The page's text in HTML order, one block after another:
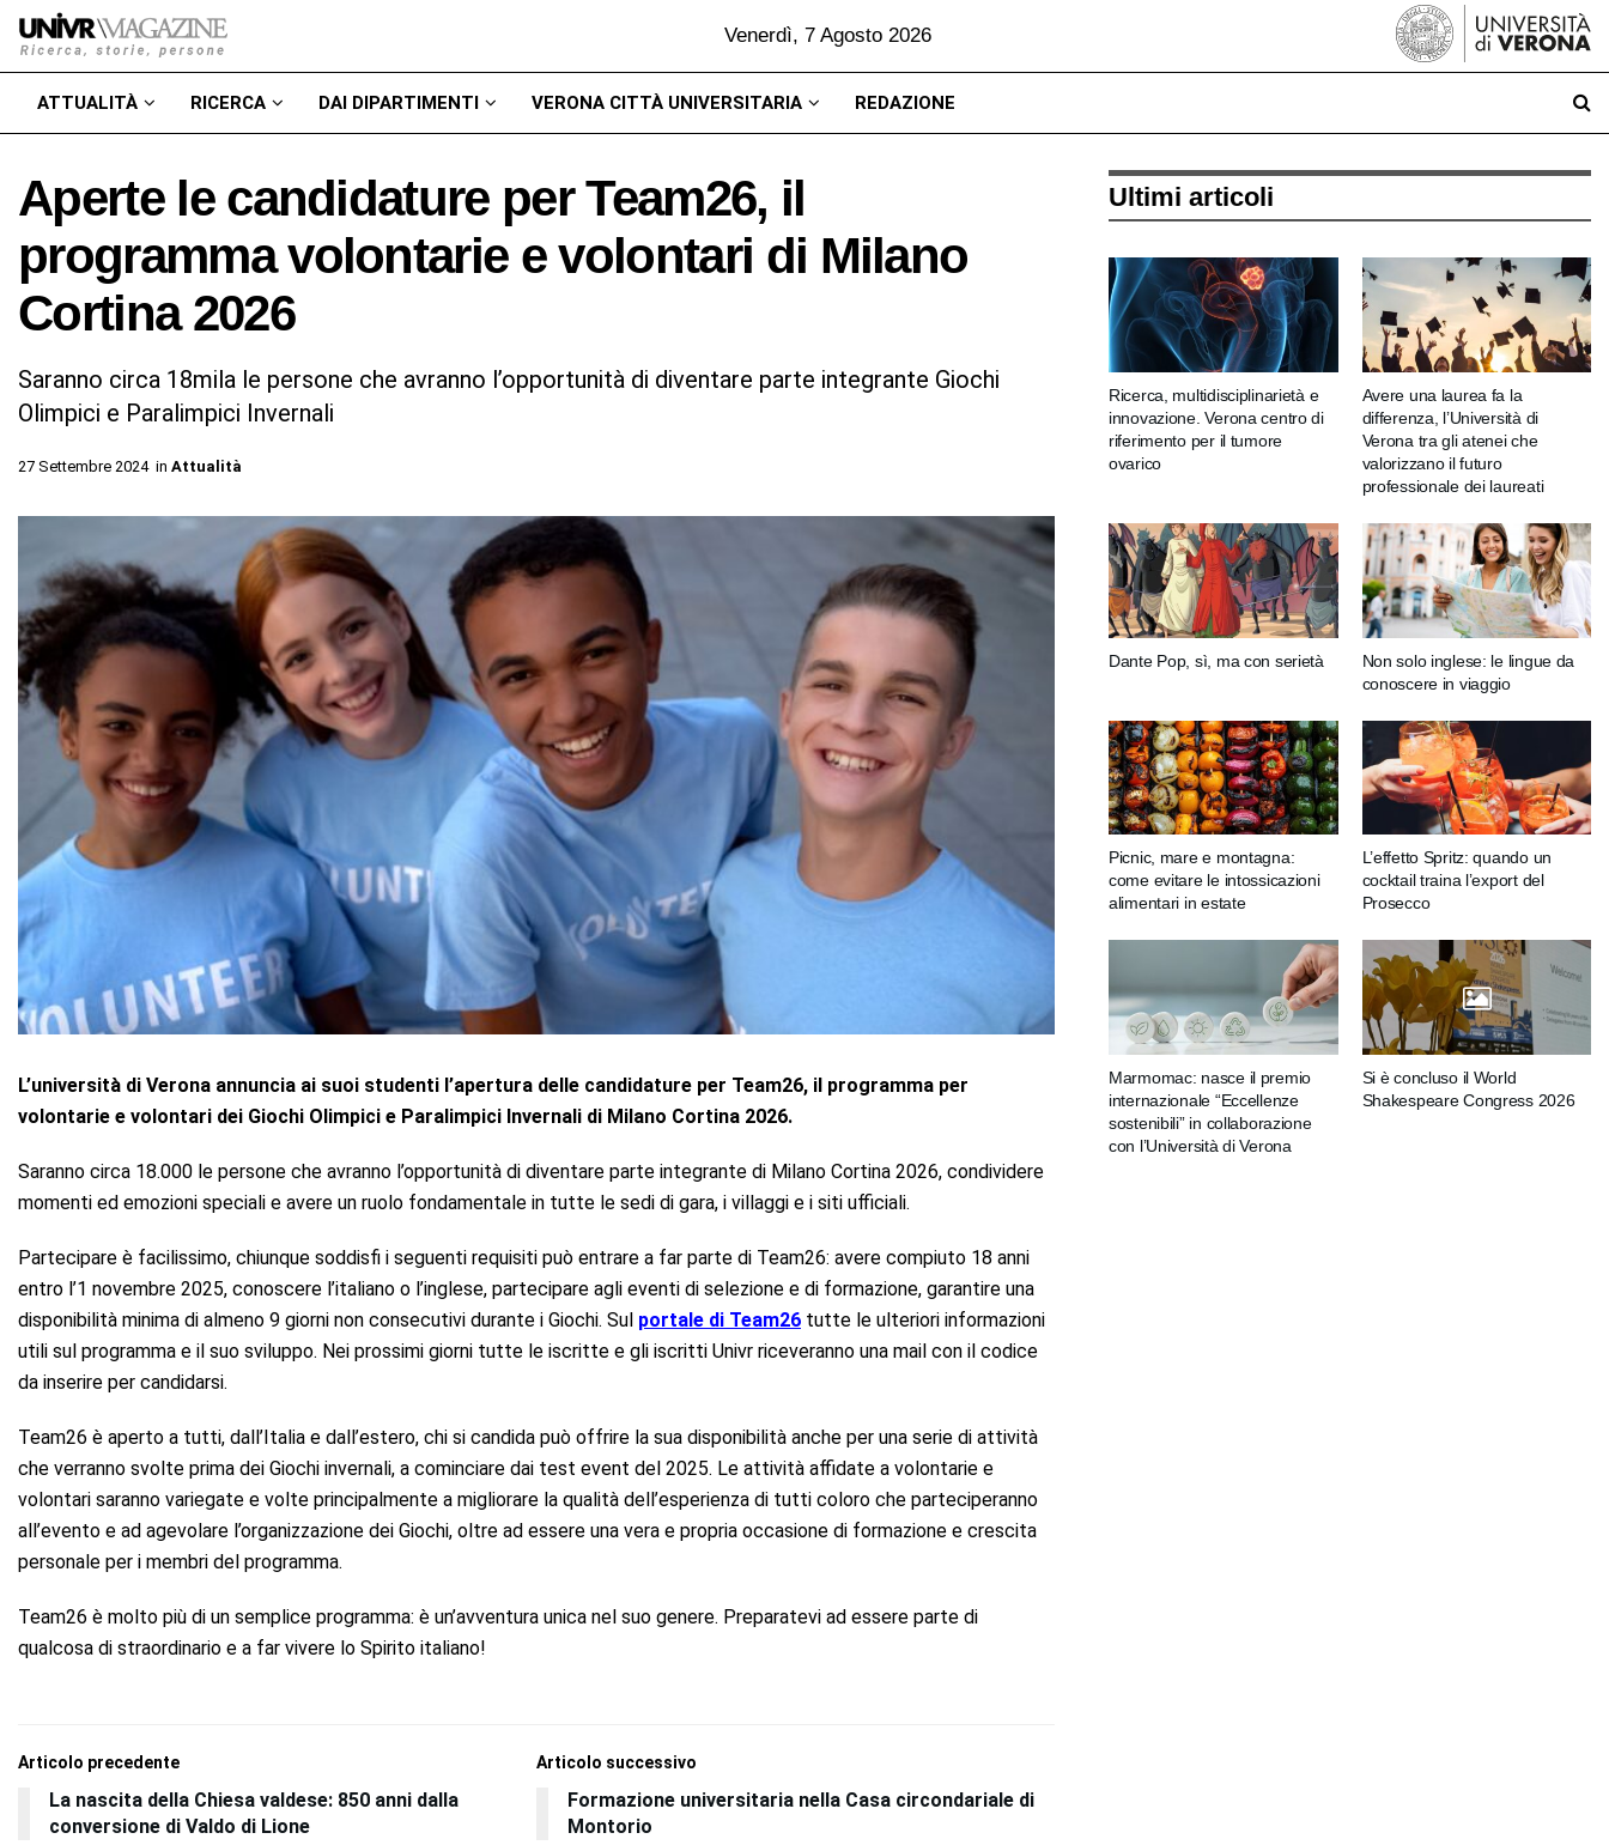
Venerdì, 7 Agosto 2026
ATTUALITÀ RICERCA DAI DIPARTIMENTI VERONA CITTÀ UNIVERSITARIA REDAZIONE
Aperte le candidature per Team26, il
programma volontarie e volontari di Milano
Cortina 2026
Saranno circa 18mila le persone che avranno l’opportunità di diventare parte integrante Giochi
Olimpici e Paralimpici Invernali
27 Settembre 2024 in Attualità
L’università di Verona annuncia ai suoi studenti l’apertura delle candidature per Team26, il programma per
volontarie e volontari dei Giochi Olimpici e Paralimpici Invernali di Milano Cortina 2026.
Saranno circa 18.000 le persone che avranno l’opportunità di diventare parte integrante di Milano Cortina 2026, condividere
momenti ed emozioni speciali e avere un ruolo fondamentale in tutte le sedi di gara, i villaggi e i siti ufficiali.
Partecipare è facilissimo, chiunque soddisfi i seguenti requisiti può entrare a far parte di Team26: avere compiuto 18 anni
entro l’1 novembre 2025, conoscere l’italiano o l’inglese, partecipare agli eventi di selezione e di formazione, garantire una
disponibilità minima di almeno 9 giorni non consecutivi durante i Giochi. Sul portale di Team26 tutte le ulteriori informazioni
utili sul programma e il suo sviluppo. Nei prossimi giorni tutte le iscritte e gli iscritti Univr riceveranno una mail con il codice
da inserire per candidarsi.
Team26 è aperto a tutti, dall’Italia e dall’estero, chi si candida può offrire la sua disponibilità anche per una serie di attività
che verranno svolte prima dei Giochi invernali, a cominciare dai test event del 2025. Le attività affidate a volontarie e
volontari saranno variegate e volte principalmente a migliorare la qualità dell’esperienza di tutti coloro che parteciperanno
all’evento e ad agevolare l’organizzazione dei Giochi, oltre ad essere una vera e propria occasione di formazione e crescita
personale per i membri del programma.
Team26 è molto più di un semplice programma: è un’avventura unica nel suo genere. Preparatevi ad essere parte di
qualcosa di straordinario e a far vivere lo Spirito italiano!
Articolo precedente
La nascita della Chiesa valdese: 850 anni dalla
conversione di Valdo di Lione
Articolo successivo
Formazione universitaria nella Casa circondariale di
Montorio
Ultimi articoli
Ricerca, multidisciplinarietà e
innovazione. Verona centro di
riferimento per il tumore
ovarico
Avere una laurea fa la
differenza, l’Università di
Verona tra gli atenei che
valorizzano il futuro
professionale dei laureati
Dante Pop, sì, ma con serietà
Non solo inglese: le lingue da
conoscere in viaggio
Picnic, mare e montagna:
come evitare le intossicazioni
alimentari in estate
L’effetto Spritz: quando un
cocktail traina l’export del
Prosecco
Marmomac: nasce il premio
internazionale “Eccellenze
sostenibili” in collaborazione
con l’Università di Verona
Si è concluso il World
Shakespeare Congress 2026